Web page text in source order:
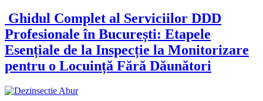
Ghidul Complet al Serviciilor DDD
Profesionale în București: Etapele
Esențiale de la Inspecție la Monitorizare
pentru o Locuință Fără Dăunători